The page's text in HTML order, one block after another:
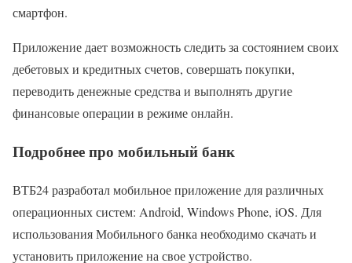
смартфон.
Приложение дает возможность следить за состоянием своих
дебетовых и кредитных счетов, совершать покупки,
переводить денежные средства и выполнять другие
финансовые операции в режиме онлайн.
Подробнее про мобильный банк
ВТБ24 разработал мобильное приложение для различных
операционных систем: Android, Windows Phone, iOS. Для
использования Мобильного банка необходимо скачать и
установить приложение на свое устройство.